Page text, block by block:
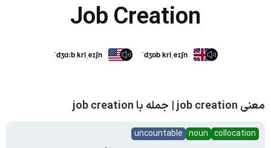
Job Creation
ˈdʒɑːb kriˌeɪʃn ˈdʒɒb kriˌeɪʃn
معنی job creation | جمله با job creation
collocation
noun
uncountable